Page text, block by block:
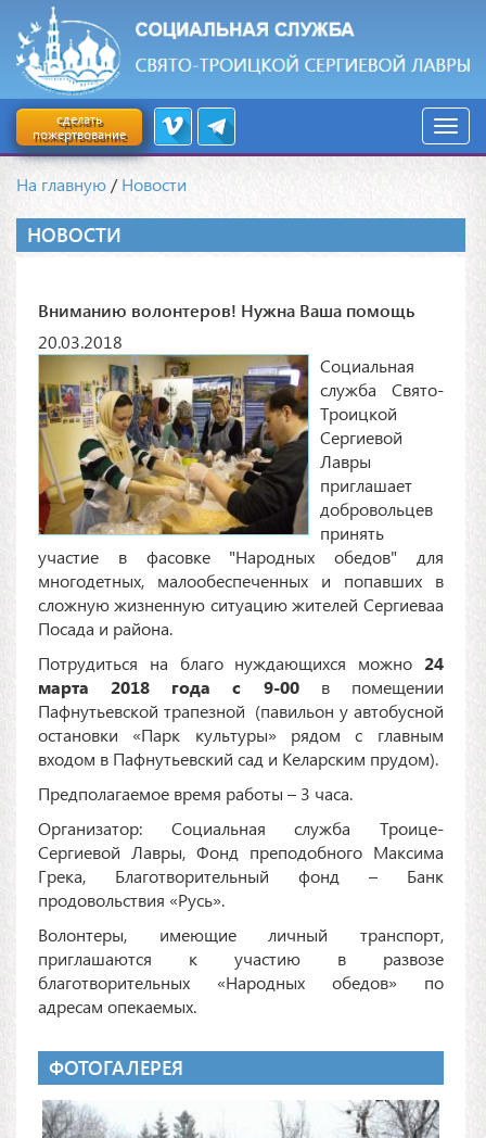
сделать
пожертвование
На главную /Новости
НОВОСТИ
Вниманию волонтеров! Нужна Ваша помощь
20.03.2018
Социальная
служба Свято-
Троицкой
Сергиевой
Лавры
приглашает
добровольцев
принять
участие в фасовке "Народных обедов" для
многодетных, малообеспеченных и попавших в
сложную жизненную ситуацию жителей Сергиеваа
Посада и района.
Потрудиться на благо нуждающихся можно 24
марта 2018 года с 9-00в помещении
Пафнутьевской трапезной (павильон у автобусной
остановки «Парк культуры» рядом с главным
входом в Пафнутьевский сад и Келарским прудом).
Предполагаемое время работы – 3 часа.
Организатор: Социальная служба Троице-
Сергиевой Лавры, Фонд преподобного Максима
Грека, Благотворительный фонд – Банк
продовольствия «Русь».
Волонтеры, имеющие личный транспорт,
приглашаются к участию в развозе
благотворительных «Народных обедов» по
адресам опекаемых.
ФОТОГАЛЕРЕЯ